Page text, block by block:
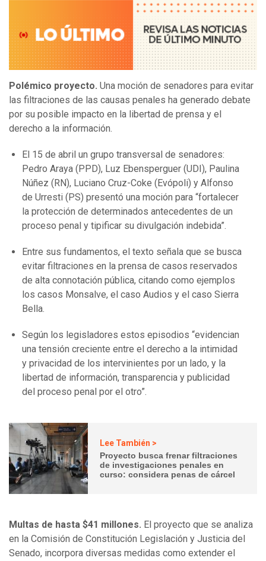
Polémico proyecto. Una moción de senadores para evitar
las filtraciones de las causas penales ha generado debate
por su posible impacto en la libertad de prensa y el
derecho a la información.
El 15 de abril un grupo transversal de senadores:
Pedro Araya (PPD), Luz Ebensperguer (UDI), Paulina
Núñez (RN), Luciano Cruz-Coke (Evópoli) y Alfonso
de Urresti (PS) presentó una moción para “fortalecer
la protección de determinados antecedentes de un
proceso penal y tipificar su divulgación indebida”.
Entre sus fundamentos, el texto señala que se busca
evitar filtraciones en la prensa de casos reservados
de alta connotación pública, citando como ejemplos
los casos Monsalve, el caso Audios y el caso Sierra
Bella.
Según los legisladores estos episodios “evidencian
una tensión creciente entre el derecho a la intimidad
y privacidad de los intervinientes por un lado, y la
libertad de información, transparencia y publicidad
del proceso penal por el otro”.
Lee También >
Proyecto busca frenar filtraciones
de investigaciones penales en
curso: considera penas de cárcel
Multas de hasta $41 millones. El proyecto que se analiza
en la Comisión de Constitución Legislación y Justicia del
Senado, incorpora diversas medidas como extender el